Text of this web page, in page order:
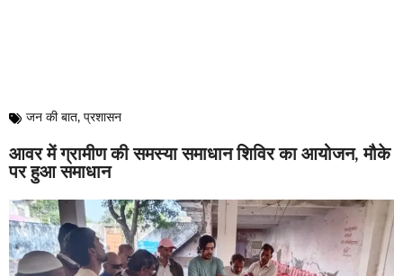
जन की बात, प्रशासन
आवर में ग्रामीण की समस्या समाधान शिविर का आयोजन, मौके
पर हुआ समाधान